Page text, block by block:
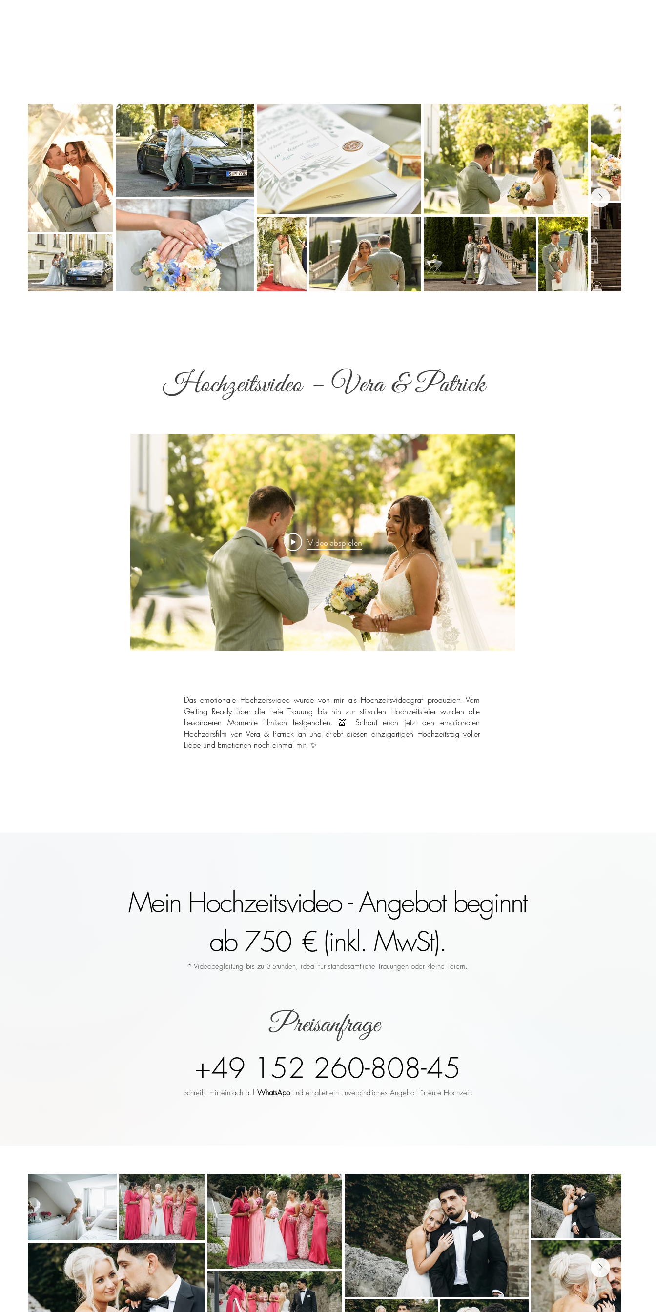
Hochzeitsvideo – Vera & Patrick
Video abspielen
Das emotionale Hochzeitsvideo wurde von mir als Hochzeitsvideograf produziert. Vom
Getting Ready über die freie Trauung bis hin zur stilvollen Hochzeitsfeier wurden alle
besonderen Momente filmisch festgehalten. 💒 Schaut euch jetzt den emotionalen
Hochzeitsfilm von Vera & Patrick an und erlebt diesen einzigartigen Hochzeitstag voller
Liebe und Emotionen noch einmal mit. ✨
Mein Hochzeitsvideo - Angebot beginnt
ab 750 € (inkl. MwSt).
* Videobegleitung bis zu 3 Stunden, ideal für standesamtliche Trauungen oder kleine Feiern.
Preisanfrage
+49 152 260-808-45
Schreibt mir einfach auf WhatsAppund erhaltet ein unverbindliches Angebot für eure Hochzeit.